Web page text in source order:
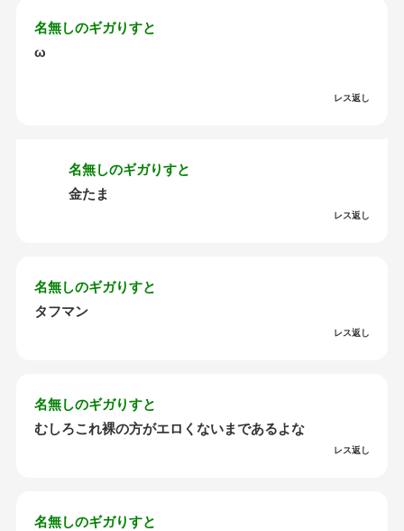
名無しのギガりすと
ω
レス返し
名無しのギガりすと
金たま
レス返し
名無しのギガりすと
タフマン
レス返し
名無しのギガりすと
むしろこれ裸の方がエロくないまであるよな
レス返し
名無しのギガりすと